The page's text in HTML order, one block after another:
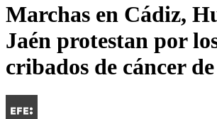
Marchas en Cádiz,
Jaén protestan por
cribados de cáncer